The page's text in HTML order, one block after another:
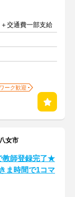
交通費一部支給
ーク歓迎
女市
教師登録完了★
ま時間で1コマ